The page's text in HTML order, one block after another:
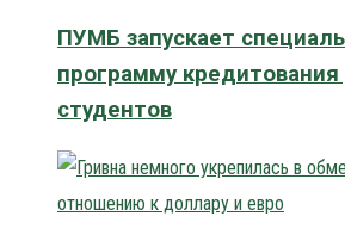
ПУМБ запускает
программу
студентов